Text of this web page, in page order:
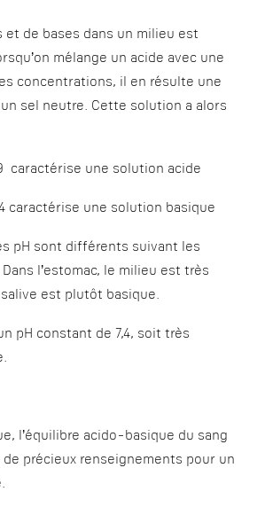
et de bases dans un milieu est
mélange un acide avec une
concentrations, il en résulte une
sel neutre. Cette solution a alors
caractérise une solution acide
caractérise une solution basique
pH sont différents suivant les
l’estomac, le milieu est très
est plutôt basique.
pH constant de 7,4, soit très
l’équilibre acido-basique du sang
précieux renseignements pour un